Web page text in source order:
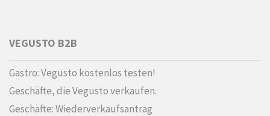
VEGUSTO B2B
Gastro: Vegusto kostenlos testen!
Geschäfte, die Vegusto verkaufen.
Geschäfte: Wiederverkaufsantrag